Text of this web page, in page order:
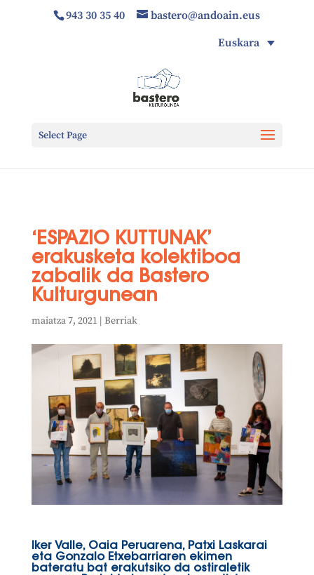
943 30 35 40
bastero@andoain.eus
Euskara
Select Page
‘ESPAZIO KUTTUNAK’
erakusketa kolektiboa
zabalik da Bastero
Kulturgunean
maiatza 7, 2021 | Berriak
Iker Valle, Oaia Peruarena, Patxi Laskarai
eta Gonzalo Etxebarriaren ekimen
bateratu bat erakutsiko da ostiraletik